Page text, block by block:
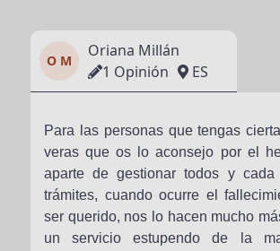
O M
Oriana Millán
1 Opinión
ES
Para las personas que tengas
veras que os lo aconsejo por el
aparte de gestionar todos y
trámites, cuando ocurre el
ser querido, nos lo hacen mucho
un servicio estupendo de la